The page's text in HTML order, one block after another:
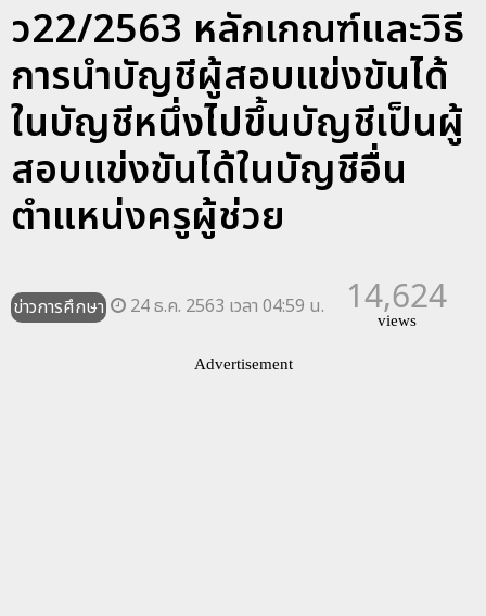
ว22/2563 หลักเกณฑ์และวิธี
การนำบัญชีผู้สอบแข่งขันได้
ในบัญชีหนึ่งไปขึ้นบัญชีเป็นผู้
สอบแข่งขันได้ในบัญชีอื่น
ตำแหน่งครูผู้ช่วย
ข่าวการศึกษา 24 ธ.ค. 2563 เวลา 04:59 น. 14,624
views
Advertisement